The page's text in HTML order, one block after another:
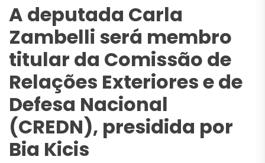
A deputada Carla
Zambelli será membro
titular da Comissão de
Relações Exteriores e de
Defesa Nacional
(CREDN), presidida por
Bia Kicis